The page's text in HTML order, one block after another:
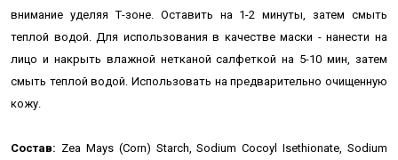
внимание уделяя Т-зоне. Оставить на 1-2 минуты, затем смыть
теплой водой.Для использования в качестве маски - нанести на
лицо и накрыть влажной нетканой салфеткой на 5-10 мин, затем
смыть теплой водой. Использовать на предварительно очищенную
кожу.
Состав: Zea Mays (Corn) Starch, Sodium Cocoyl Isethionate, Sodium